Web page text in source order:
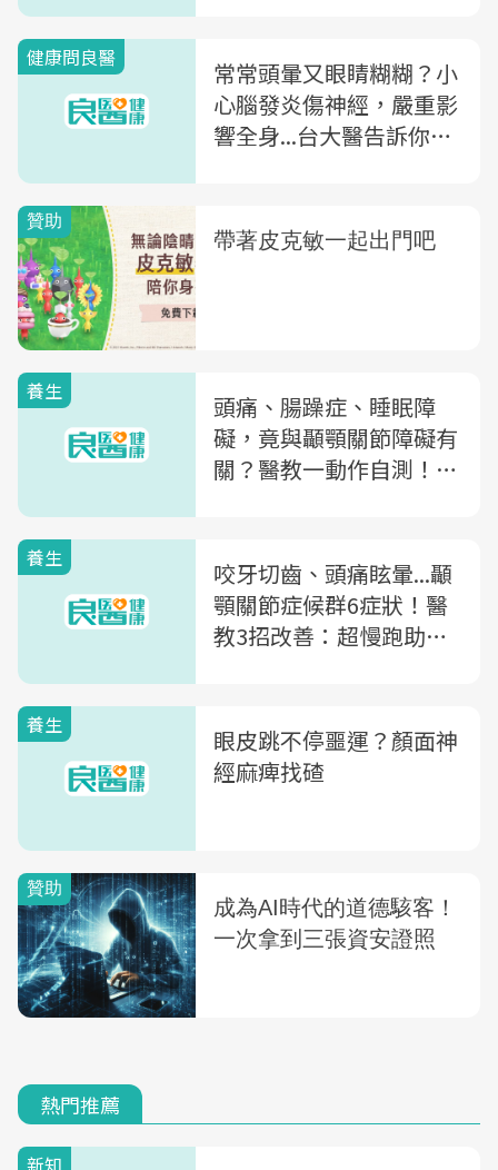
健康問良醫
常常頭暈又眼睛糊糊？小
心腦發炎傷神經，嚴重影
響全身...台大醫告訴你
養生
頭痛、腸躁症、睡眠障
礙，竟與顳顎關節障礙有
關？醫教一動作自測！中
養生
咬牙切齒、頭痛眩暈...顳
顎關節症候群6症狀！醫
教3招改善：超慢跑助舒
養生
眼皮跳不停噩運？顏面神
經麻痺找碴
熱門推薦
新知